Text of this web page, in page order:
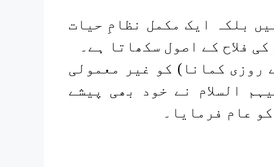
بلکہ ایک مکمل نظامِ حیات
فلاح کے اصول سکھاتا ہے۔
روزی کمانا) کو غیر معمولی
السلام نے خود بھی پیشے
عام فرمایا۔